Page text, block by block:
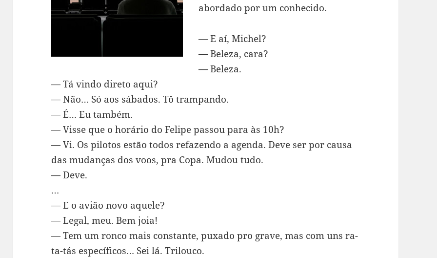
abordado por um conhecido.
— E aí, Michel?
— Beleza, cara?
— Beleza.
— Tá vindo direto aqui?
— Não… Só aos sábados. Tô trampando.
— É… Eu também.
— Visse que o horário do Felipe passou para às 10h?
— Vi. Os pilotos estão todos refazendo a agenda. Deve ser por causa
das mudanças dos voos, pra Copa. Mudou tudo.
— Deve.
…
— E o avião novo aquele?
— Legal, meu. Bem joia!
— Tem um ronco mais constante, puxado pro grave, mas com uns ra-
ta-tás específicos… Sei lá. Trilouco.